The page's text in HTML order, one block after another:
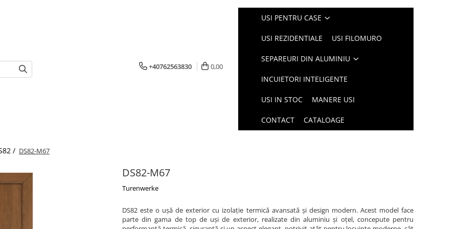
+40762563830 0,00
USI PENTRU CASE
USI REZIDENTIALE USI FILOMURO
SEPAREURI DIN ALUMINIU
INCUIETORI INTELIGENTE
USI IN STOC MANERE USI
CONTACT CATALOAGE
/ DS82-M67
DS82-M67
Turenwerke
DS82 este o ușă de exterior cu izolație termică avansată și design modern. Acest model face
parte din gama de top de uși de exterior, realizate din aluminiu și oțel, concepute pentru